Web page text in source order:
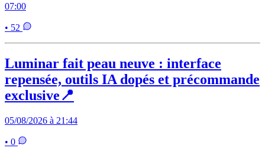
07:00
• 52
Luminar fait peau neuve : interface
repensée, outils IA dopés et précommande
exclusive📍
05/08/2026 à 21:44
• 0